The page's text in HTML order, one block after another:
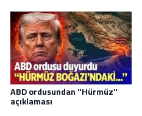
ABD ordusundan "Hürmüz"
açıklaması